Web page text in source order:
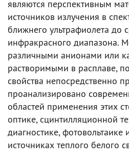
являются перспективным
источников излучения в
ближнего ультрафиолета до
инфракрасного диапазона.
различными анионами или
растворимыми в расплаве,
свойства непосредственно
проанализировано
областей применения этих
оптике, сцинтилляционной
диагностике, фотовольтаике
источниках теплого белого